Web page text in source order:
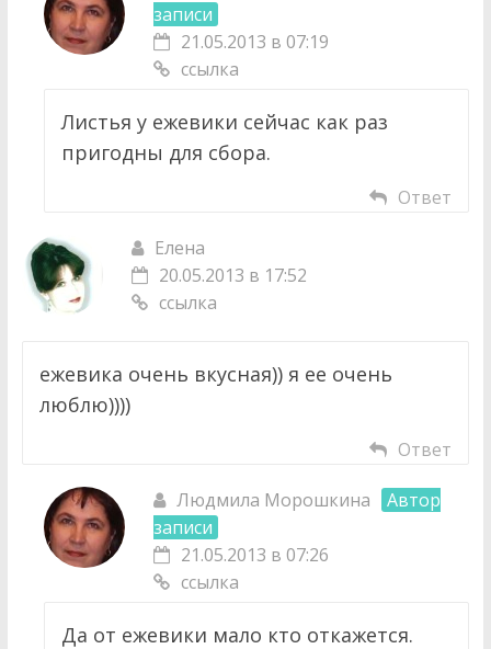
записи
21.05.2013 в 07:19
ссылка
Листья у ежевики сейчас как раз
пригодны для сбора.
Ответ
Елена
20.05.2013 в 17:52
ссылка
ежевика очень вкусная)) я ее очень
люблю))))
Ответ
Людмила Морошкина
Автор
записи
21.05.2013 в 07:26
ссылка
Да от ежевики мало кто откажется.